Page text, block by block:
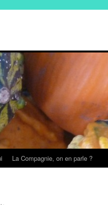
La Compagnie, on en parle ?